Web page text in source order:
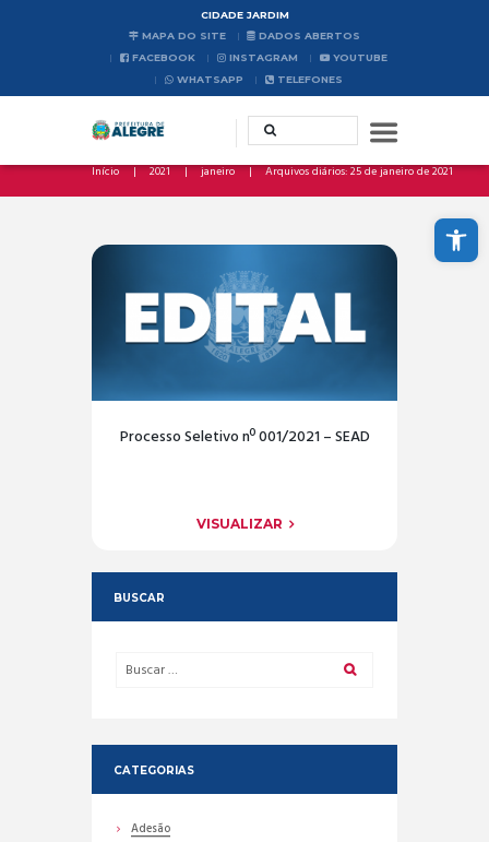
Abrir a barra de ferramentas
CIDADE JARDIM
MAPA DO SITE
DADOS ABERTOS
FACEBOOK
INSTAGRAM
YOUTUBE
WHATSAPP
TELEFONES
Início 2021 janeiro Arquivos diários: 25 de janeiro de 2021
Processo Seletivo nº 001/2021 – SEAD
VISUALIZAR
BUSCAR
CATEGORIAS
Adesão